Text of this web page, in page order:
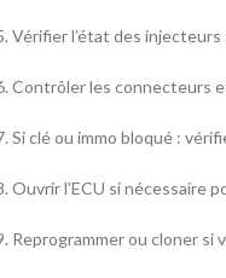
Vérifier l’état des
Contrôler les connecteurs
Si clé ou immo bloqué :
Ouvrir l’ECU si nécessaire
Reprogrammer ou cloner si